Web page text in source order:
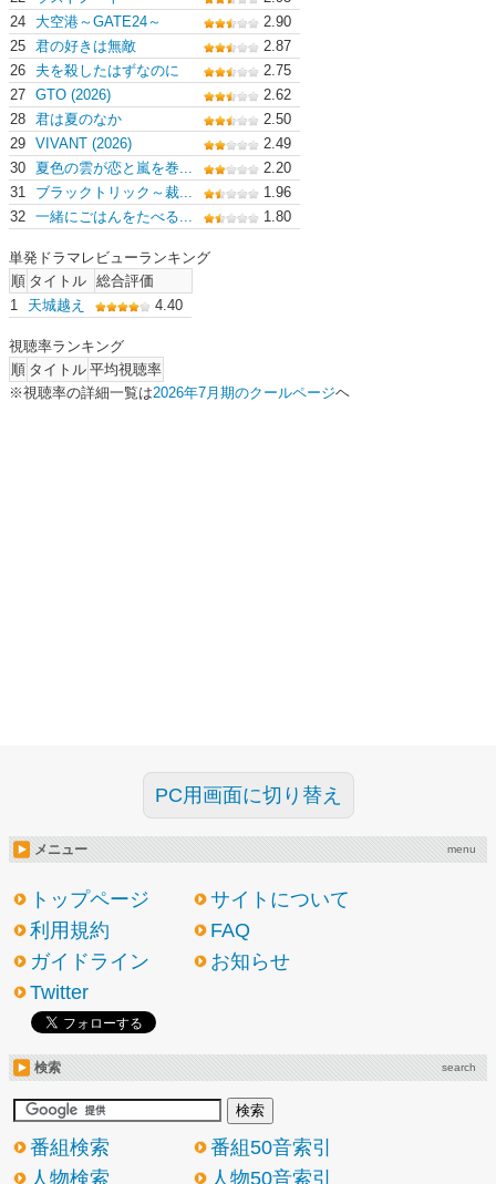
24
大空港～GATE24～
2.90
25 君の好きは無敵
2.87
26
夫を殺したはずなのに
2.75
27 GTO (2026)
2.62
28 君は夏のなか
2.50
29 VIVANT (2026)
2.49
30
夏色の雲が恋と嵐を巻...
2.20
31
ブラックトリック～裁...
1.96
32 一緒にごはんをたべる... 1.80
単発ドラマレビューランキング
順 タイトル 総合評価
1
天城越え 4.40
視聴率ランキング
順 タイトル 平均視聴率
※視聴率の詳細一覧は2026年7月期のクールページヘ
PC用画面に切り替え
メニュー menu
トップページ
サイトについて
利用規約
FAQ
ガイドライン
お知らせ
Twitter
検索 search
番組検索
番組50音索引
人物検索
人物50音索引